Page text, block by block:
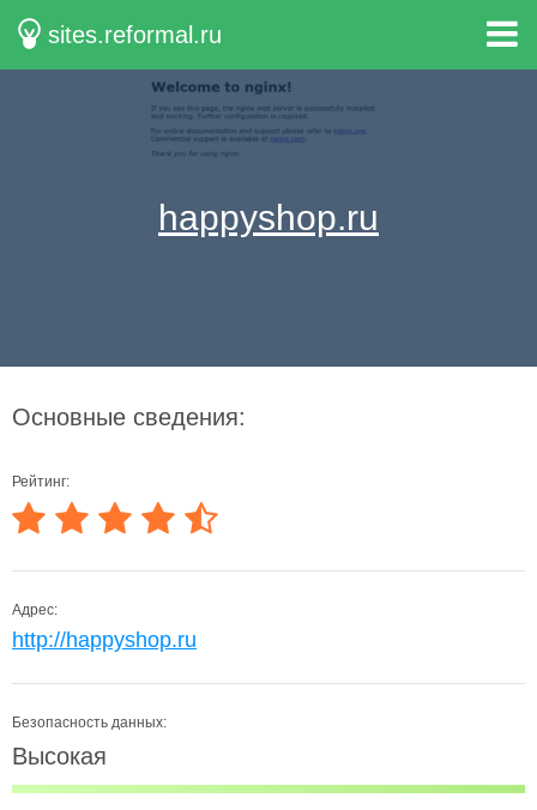
sites.reformal.ru
happyshop.ru
Основные сведения:
Рейтинг:
Адрес:
http://happyshop.ru
Безопасность данных:
Высокая